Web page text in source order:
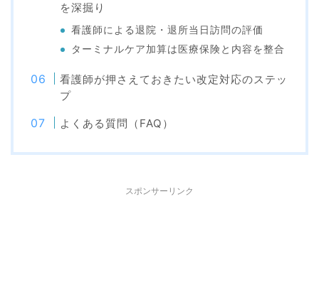
を深掘り
看護師による退院・退所当日訪問の評価
ターミナルケア加算は医療保険と内容を整合
看護師が押さえておきたい改定対応のステッ
プ
よくある質問（FAQ）
スポンサーリンク